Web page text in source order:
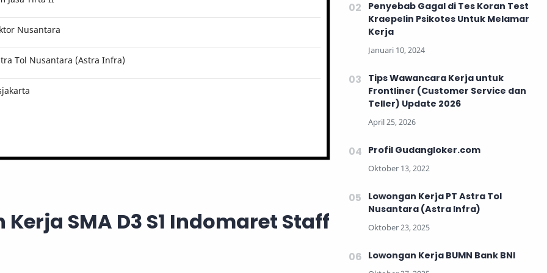
Nusantara
Tol Nusantara (Astra Infra)
SMA D3 S1 Indomaret Staff
Penyebab Gagal di Tes Koran Test
Kraepelin Psikotes Untuk Melamar
Kerja
Tips Wawancara Kerja untuk
Frontliner (Customer Service dan
Teller) Update 2026
Profil Gudangloker.com
Lowongan Kerja PT Astra Tol
Nusantara (Astra Infra)
Lowongan Kerja BUMN Bank BNI